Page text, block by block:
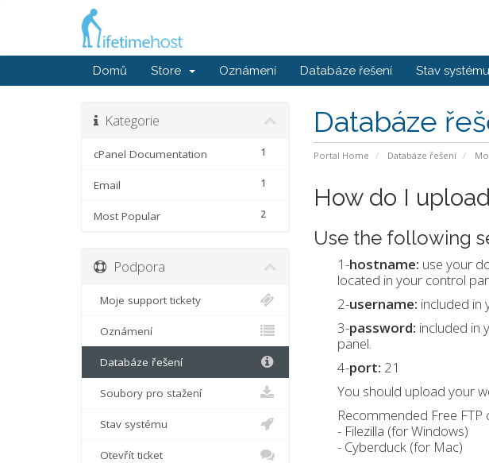
Domů Store Oznámení Databáze řešení Stav systému
Databáze
Portal Home Databáze řešení
Kategorie
1
cPanel Documentation
1
Email
2
Most Popular
How do I
Use the following
1-hostname: use your
located in your control
2-username: included in
3-password: included in
panel.
4-port: 21
You should upload your
Recommended Free FTP
- Filezilla (for Windows)
- Cyberduck (for Mac)
Podpora
Moje support tickety
Oznámení
Databáze řešení
Soubory pro stažení
Stav systému
Otevřít ticket